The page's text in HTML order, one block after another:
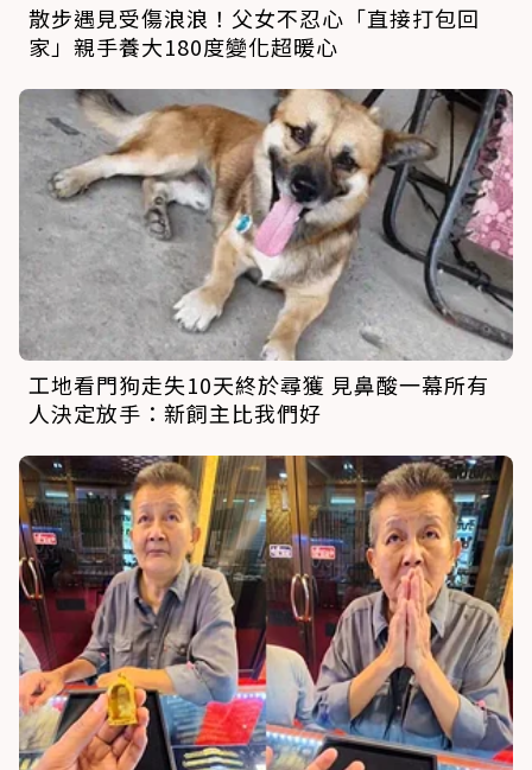
散步遇見受傷浪浪！父女不忍心「直接打包回
家」親手養大180度變化超暖心
工地看門狗走失10天終於尋獲 見鼻酸一幕所有
人決定放手：新飼主比我們好